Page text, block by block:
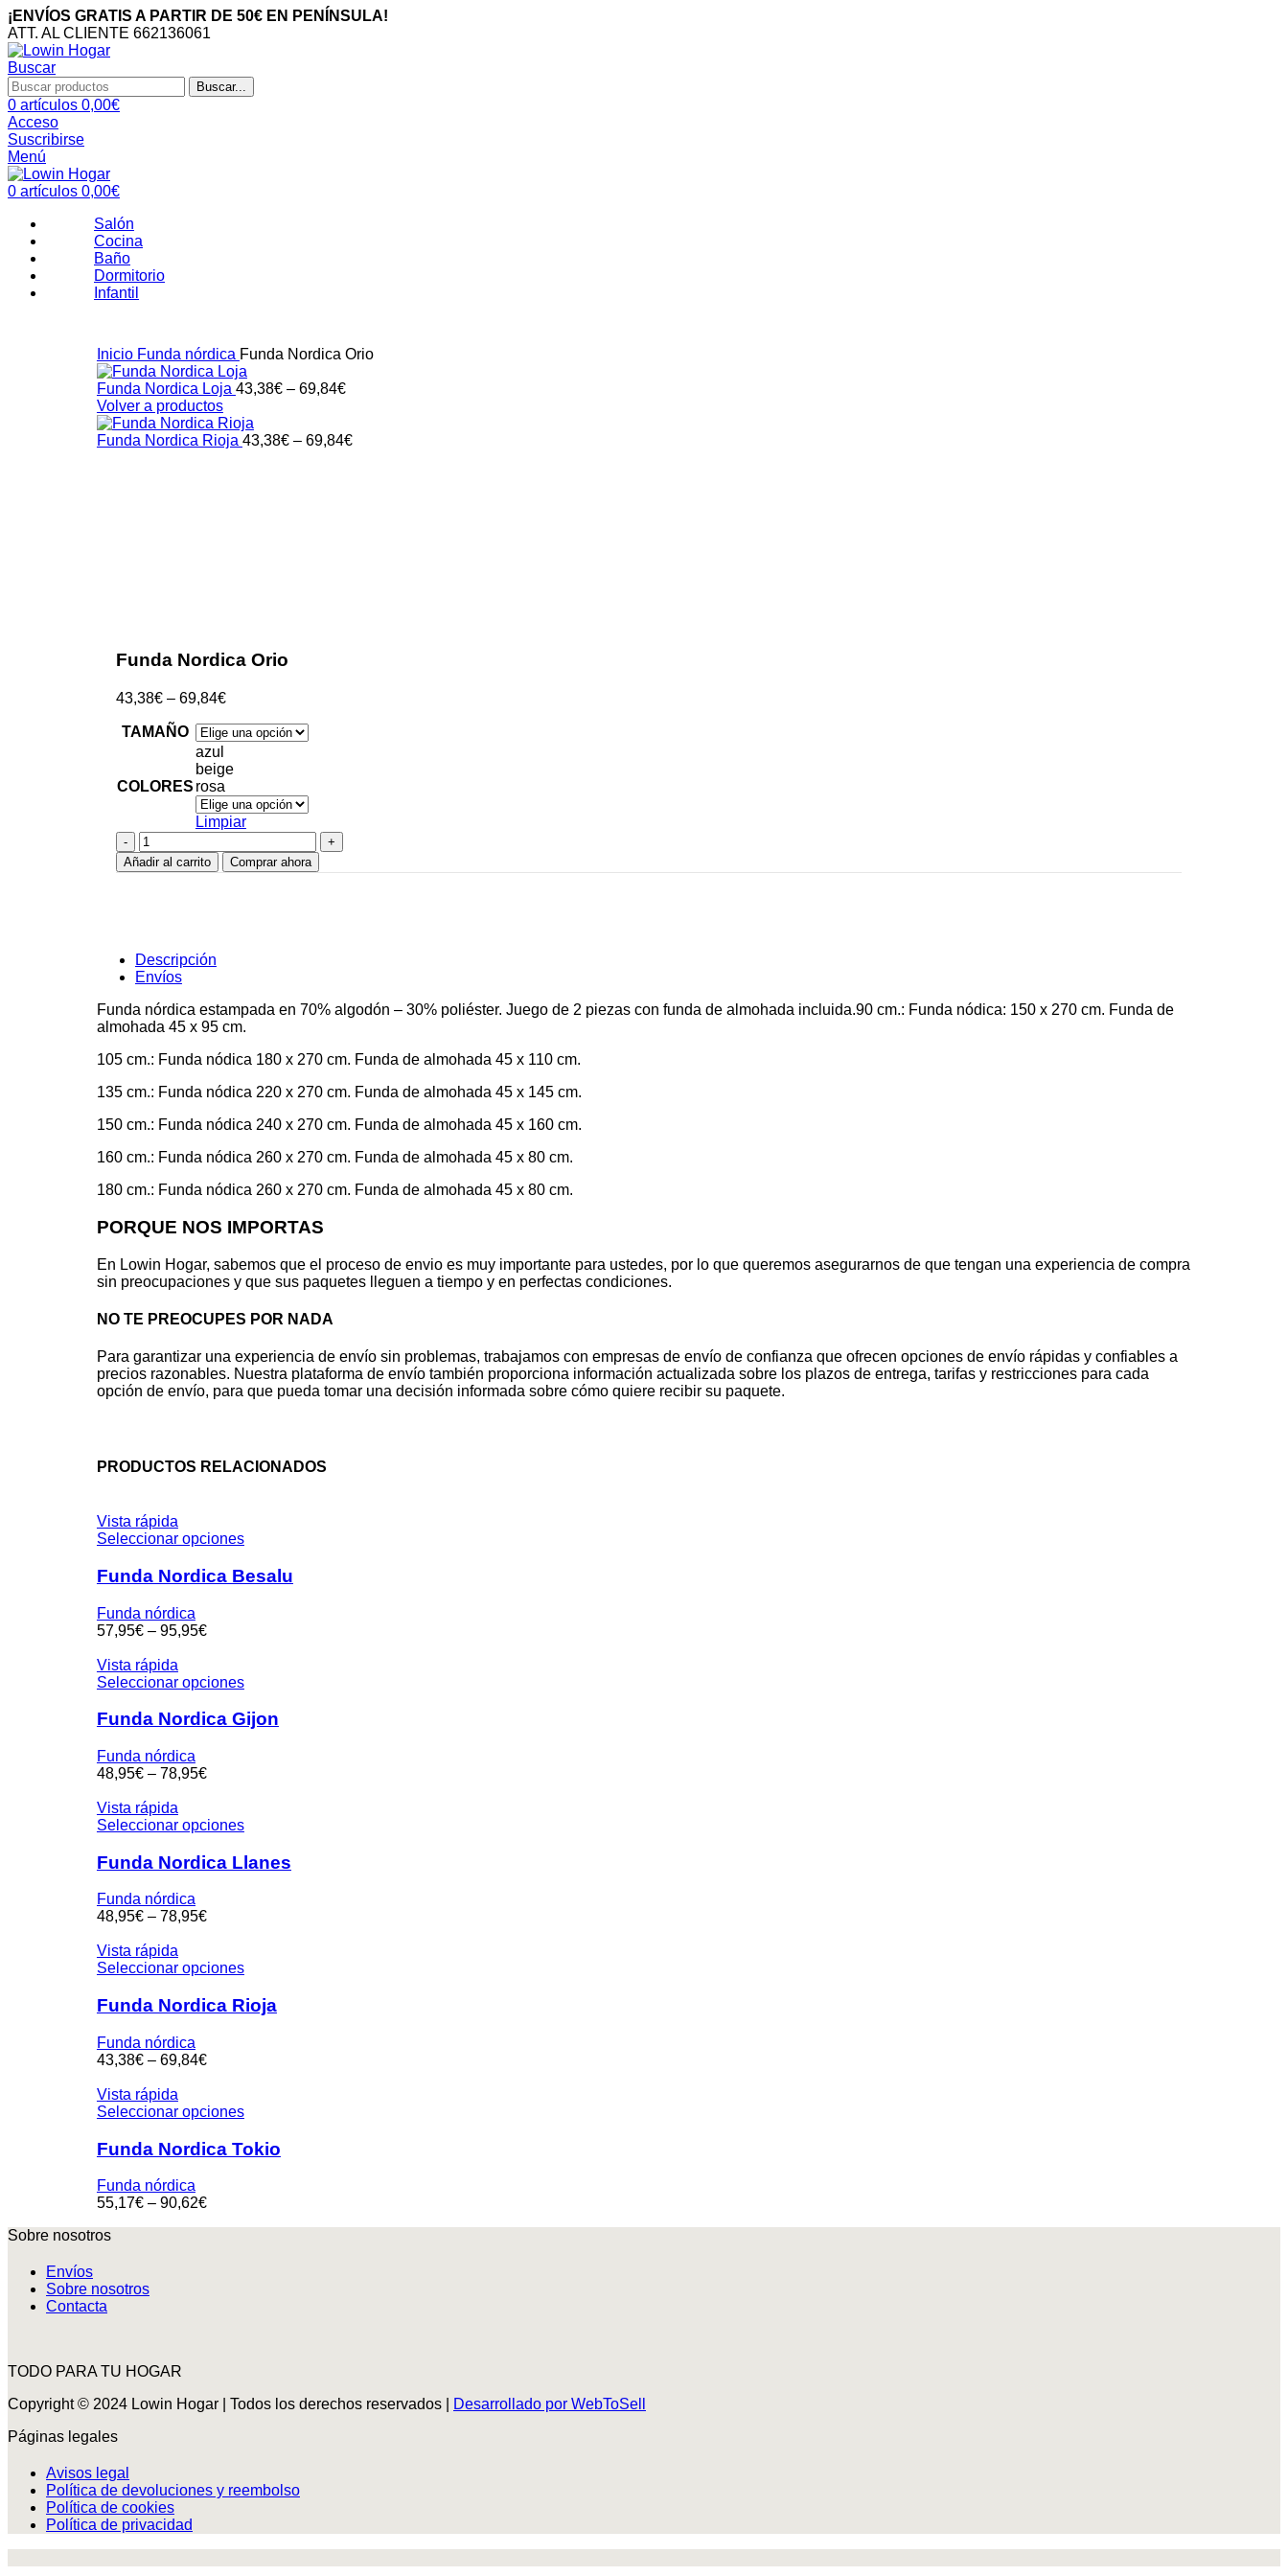
¡ENVÍOS GRATIS A PARTIR DE 50€ EN PENÍNSULA!
ATT. AL CLIENTE 662136061
Buscar
Buscar...
0 artículos 0,00€
Acceso
Suscribirse
Menú
0 artículos 0,00€
Salón
Cocina
Baño
Dormitorio
Infantil
Inicio Funda nórdica Funda Nordica Orio
Funda Nordica Loja 43,38€– 69,84€
Volver a productos
Funda Nordica Rioja 43,38€– 69,84€
Funda Nordica Orio
43,38€– 69,84€
TAMAÑO
COLORES
azul
beige
rosa
Limpiar
Funda
Nordica
Orio
Añadir al carrito Comprar ahora
Descripción
Envíos
Funda nórdica estampada en 70% algodón – 30% poliéster. Juego de 2 piezas con funda de almohada incluida.90 cm.: Funda nódica: 150 x 270 cm. Funda de
almohada 45 x 95 cm.
105 cm.: Funda nódica 180 x 270 cm. Funda de almohada 45 x 110 cm.
135 cm.: Funda nódica 220 x 270 cm. Funda de almohada 45 x 145 cm.
150 cm.: Funda nódica 240 x 270 cm. Funda de almohada 45 x 160 cm.
160 cm.: Funda nódica 260 x 270 cm. Funda de almohada 45 x 80 cm.
180 cm.: Funda nódica 260 x 270 cm. Funda de almohada 45 x 80 cm.
PORQUE NOS IMPORTAS
En Lowin Hogar, sabemos que el proceso de envio es muy importante para ustedes, por lo que queremos asegurarnos de que tengan una experiencia de compra
sin preocupaciones y que sus paquetes lleguen a tiempo y en perfectas condiciones.
NO TE PREOCUPES POR NADA
Para garantizar una experiencia de envío sin problemas, trabajamos con empresas de envío de confianza que ofrecen opciones de envío rápidas y confiables a
precios razonables. Nuestra plataforma de envío también proporciona información actualizada sobre los plazos de entrega, tarifas y restricciones para cada
opción de envío, para que pueda tomar una decisión informada sobre cómo quiere recibir su paquete.
PRODUCTOS RELACIONADOS
Vista rápida
Seleccionar opciones
Funda Nordica Besalu
Funda nórdica
57,95€– 95,95€
Vista rápida
Seleccionar opciones
Funda Nordica Gijon
Funda nórdica
48,95€– 78,95€
Vista rápida
Seleccionar opciones
Funda Nordica Llanes
Funda nórdica
48,95€– 78,95€
Vista rápida
Seleccionar opciones
Funda Nordica Rioja
Funda nórdica
43,38€– 69,84€
Vista rápida
Seleccionar opciones
Funda Nordica Tokio
Funda nórdica
55,17€– 90,62€
Sobre nosotros
Envíos
Sobre nosotros
Contacta
TODO PARA TU HOGAR
Copyright © 2024 Lowin Hogar | Todos los derechos reservados |
Desarrollado por WebToSell
Páginas legales
Avisos legal
Política de devoluciones y reembolso
Política de cookies
Política de privacidad